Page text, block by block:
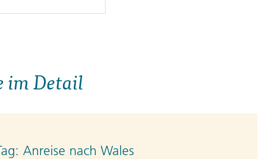
im Detail
Anreise nach Wales